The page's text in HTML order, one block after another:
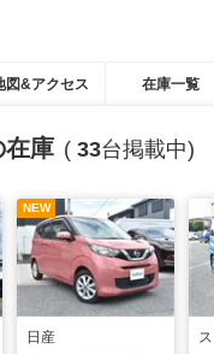
図&アクセス 在庫一覧
在庫 ( 33台掲載中)
NEW
日産